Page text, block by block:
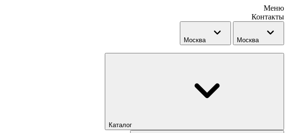
Меню
Контакты
Москва Москва
Каталог